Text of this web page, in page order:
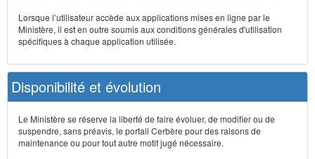
Lorsque l’utilisateur accède aux applications mises en ligne par le
Ministère, il est en outre soumis aux conditions générales d'utilisation
spécifiques à chaque application utilisée.
Disponibilité et évolution
Le Ministère se réserve la liberté de faire évoluer, de modifier ou de
suspendre, sans préavis, le portail Cerbère pour des raisons de
maintenance ou pour tout autre motif jugé nécessaire.